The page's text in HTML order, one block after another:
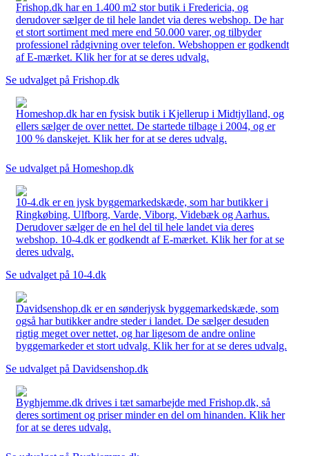
Frishop.dk har en 1.400 m2 stor butik i Fredericia, og
derudover sælger de til hele landet via deres webshop. De har
et stort sortiment med mere end 50.000 varer, og tilbyder
professionel rådgivning over telefon. Webshoppen er godkendt
af E-mærket. Klik her for at se deres udvalg.
Se udvalget på Frishop.dk
Homeshop.dk har en fysisk butik i Kjellerup i Midtjylland, og
ellers sælger de over nettet. De startede tilbage i 2004, og er
100 % danskejet. Klik her for at se deres udvalg.
Se udvalget på Homeshop.dk
10-4.dk er en jysk byggemarkedskæde, som har butikker i
Ringkøbing, Ulfborg, Varde, Viborg, Videbæk og Aarhus.
Derudover sælger de en hel del til hele landet via deres
webshop. 10-4.dk er godkendt af E-mærket. Klik her for at se
deres udvalg.
Se udvalget på 10-4.dk
Davidsenshop.dk er en sønderjysk byggemarkedskæde, som
også har butikker andre steder i landet. De sælger desuden
rigtig meget over nettet, og har ligesom de andre online
byggemarkeder et stort udvalg. Klik her for at se deres udvalg.
Se udvalget på Davidsenshop.dk
Byghjemme.dk drives i tæt samarbejde med Frishop.dk, så
deres sortiment og priser minder en del om hinanden. Klik her
for at se deres udvalg.